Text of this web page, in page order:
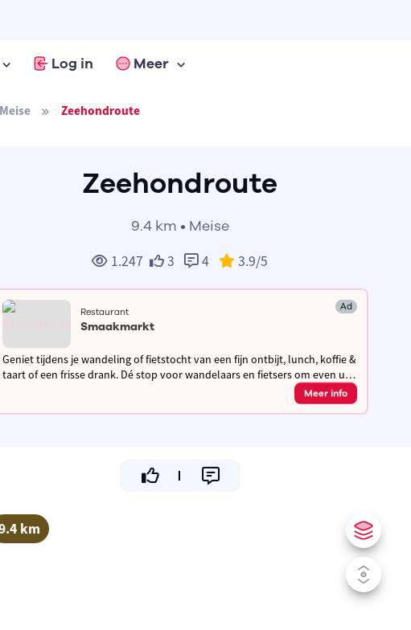
Log in Meer
Meise Zeehondroute
Zeehondroute
9.4 km • Meise
1.247 3 4 3.9/5
Restaurant Ad
Smaakmarkt
Geniet tijdens je wandeling of fietstocht van een fijn ontbijt, lunch, koffie &
taart of een frisse drank. Dé stop voor wandelaars en fietsers om even uit
Meer info
km